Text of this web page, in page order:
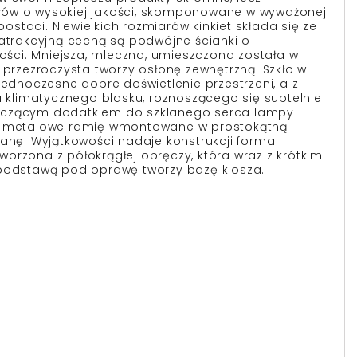
o wysokiej jakości, skomponowane w wyważonej
Niewielkich rozmiarów kinkiet składa się ze
cechą są podwójne ścianki o
Mniejsza, mleczna, umieszczona została w
tworzy osłonę zewnętrzną. Szkło w
dobre doświetlenie przestrzeni, a z
klimatycznego blasku, roznoszącego się subtelnie
dodatkiem do szklanego serca lampy
ramię wmontowane w prostokątną
Wyjątkowości nadaje konstrukcji forma
z półokrągłej obręczy, która wraz z krótkim
pod oprawę tworzy bazę klosza.